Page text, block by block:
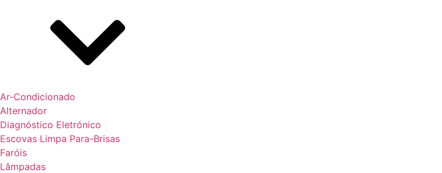
Ar-Condicionado
Alternador
Diagnóstico Eletrónico
Escovas Limpa Para-Brisas
Faróis
Lâmpadas